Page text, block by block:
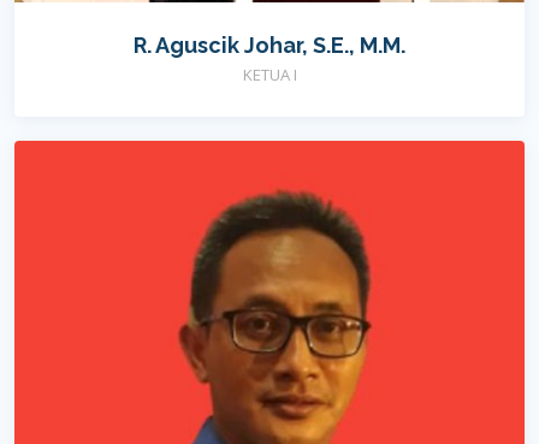
R. Aguscik Johar, S.E., M.M.
KETUA I